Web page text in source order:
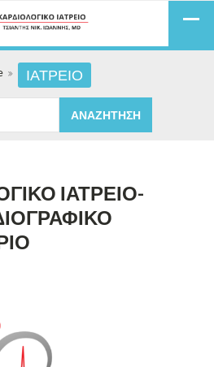
ΙΑΤΡΕΙΟ
ΙΑΤΡΕΙΟ-